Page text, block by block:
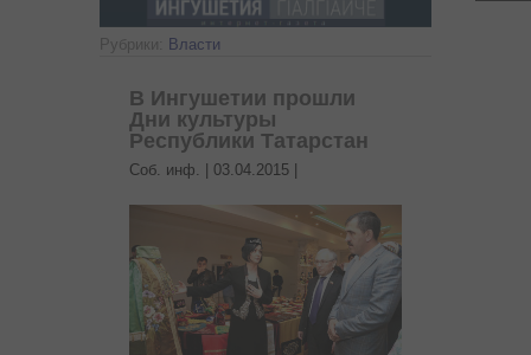
Рубрики: Власти
В Ингушетии прошли
Дни культуры
Республики Татарстан
Соб. инф. | 03.04.2015